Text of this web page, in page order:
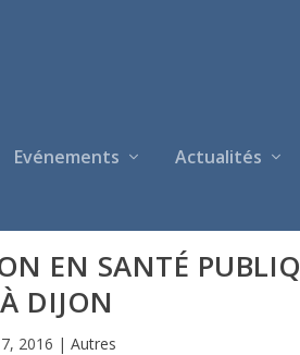
Evénements Actualités
EN SANTÉ
DIJON
2016 | Autres